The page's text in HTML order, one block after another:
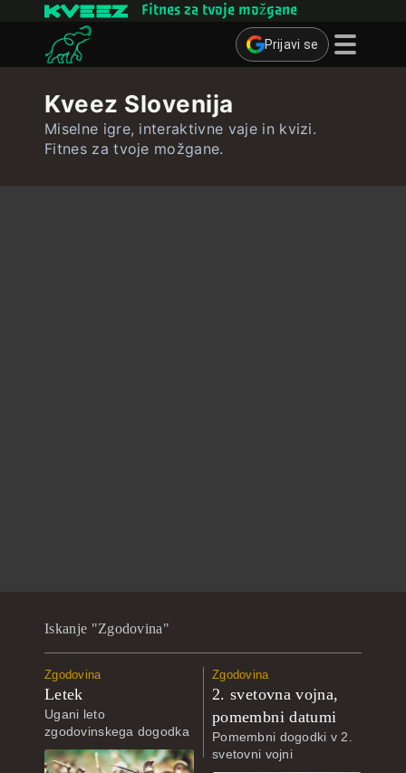
Fitnes za tvoje možgane
Prijavi se
Kvizi
Učne kartice
Kveez Slovenija
Miselne igre, interaktivne vaje in kvizi.
Fitnes za tvoje možgane.
Iskanje "Zgodovina"
Zgodovina
Letek
Ugani leto
zgodovinskega dogodka
Zgodovina
2. svetovna vojna,
pomembni datumi
Pomembni dogodki v 2.
svetovni vojni